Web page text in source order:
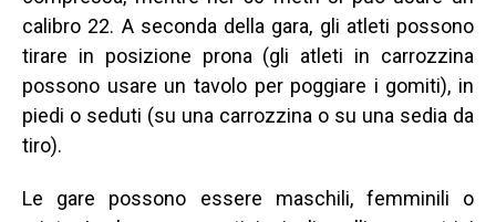
calibro 22. A seconda della gara, gli atleti possono
tirare in posizione prona (gli atleti in carrozzina
possono usare un tavolo per poggiare i gomiti), in
piedi o seduti (su una carrozzina o su una sedia da
tiro).
Le gare possono essere maschili, femminili o